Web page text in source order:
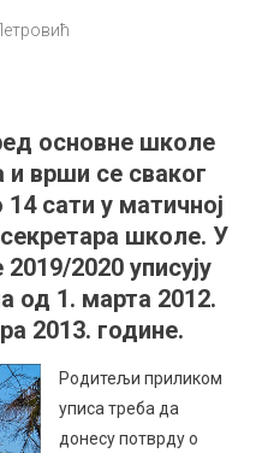
основне школе
и врши се сваког
сати у матичној
школе. У
2020 уписују
од 1. марта 2012.
2013. године.
Родитељи приликом
уписа треба да
донесу потврду о